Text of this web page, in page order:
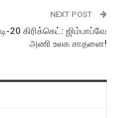
NEXT POST
டி-20 கிரிக்கெட்: ஜிம்பாப்வே
அணி உலக சாதனை!